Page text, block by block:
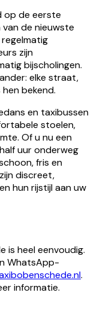
op de eerste
de nieuwste
zijn
bijscholingen.
elke straat,
bekend.
en taxibussen
stoelen,
Of u nu een
uur onderweg
fris en
discreet,
hun rijstijl aan uw
is heel eenvoudig.
WhatsApp-
.
informatie.